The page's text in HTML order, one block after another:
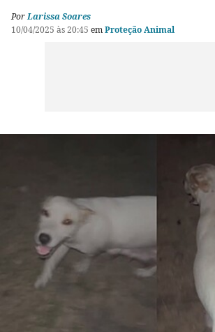
PorLarissa Soares
10/04/2025 às 20:45 emProteção Animal